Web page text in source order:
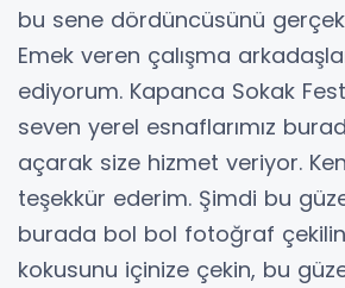
bu sene dördüncüsünü
Emek veren çalışma
ediyorum. Kapanca Sokak
seven yerel esnaflarımız
açarak size hizmet veriyor.
teşekkür ederim. Şimdi bu
burada bol bol fotoğraf
kokusunu içinize çekin, bu